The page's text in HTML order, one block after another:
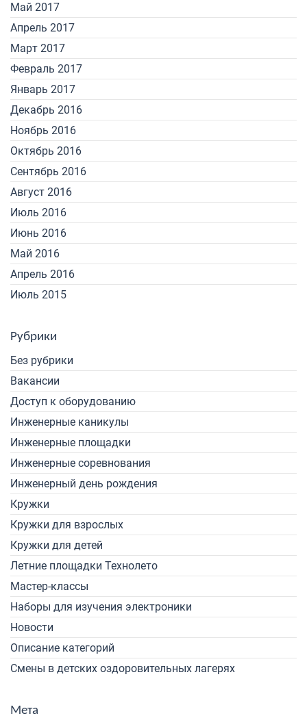
Май 2017
Апрель 2017
Март 2017
Февраль 2017
Январь 2017
Декабрь 2016
Ноябрь 2016
Октябрь 2016
Сентябрь 2016
Август 2016
Июль 2016
Июнь 2016
Май 2016
Апрель 2016
Июль 2015
Рубрики
Без рубрики
Вакансии
Доступ к оборудованию
Инженерные каникулы
Инженерные площадки
Инженерные соревнования
Инженерный день рождения
Кружки
Кружки для взрослых
Кружки для детей
Летние площадки Технолето
Мастер-классы
Наборы для изучения электроники
Новости
Описание категорий
Смены в детских оздоровительных лагерях
Мета